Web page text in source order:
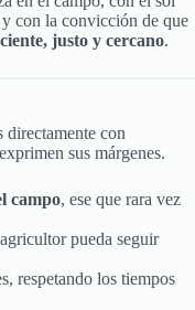
con la convicción de que
justo y cercano.
directamente con
sus márgenes.
campo, ese que rara vez
pueda seguir
respetando los tiempos